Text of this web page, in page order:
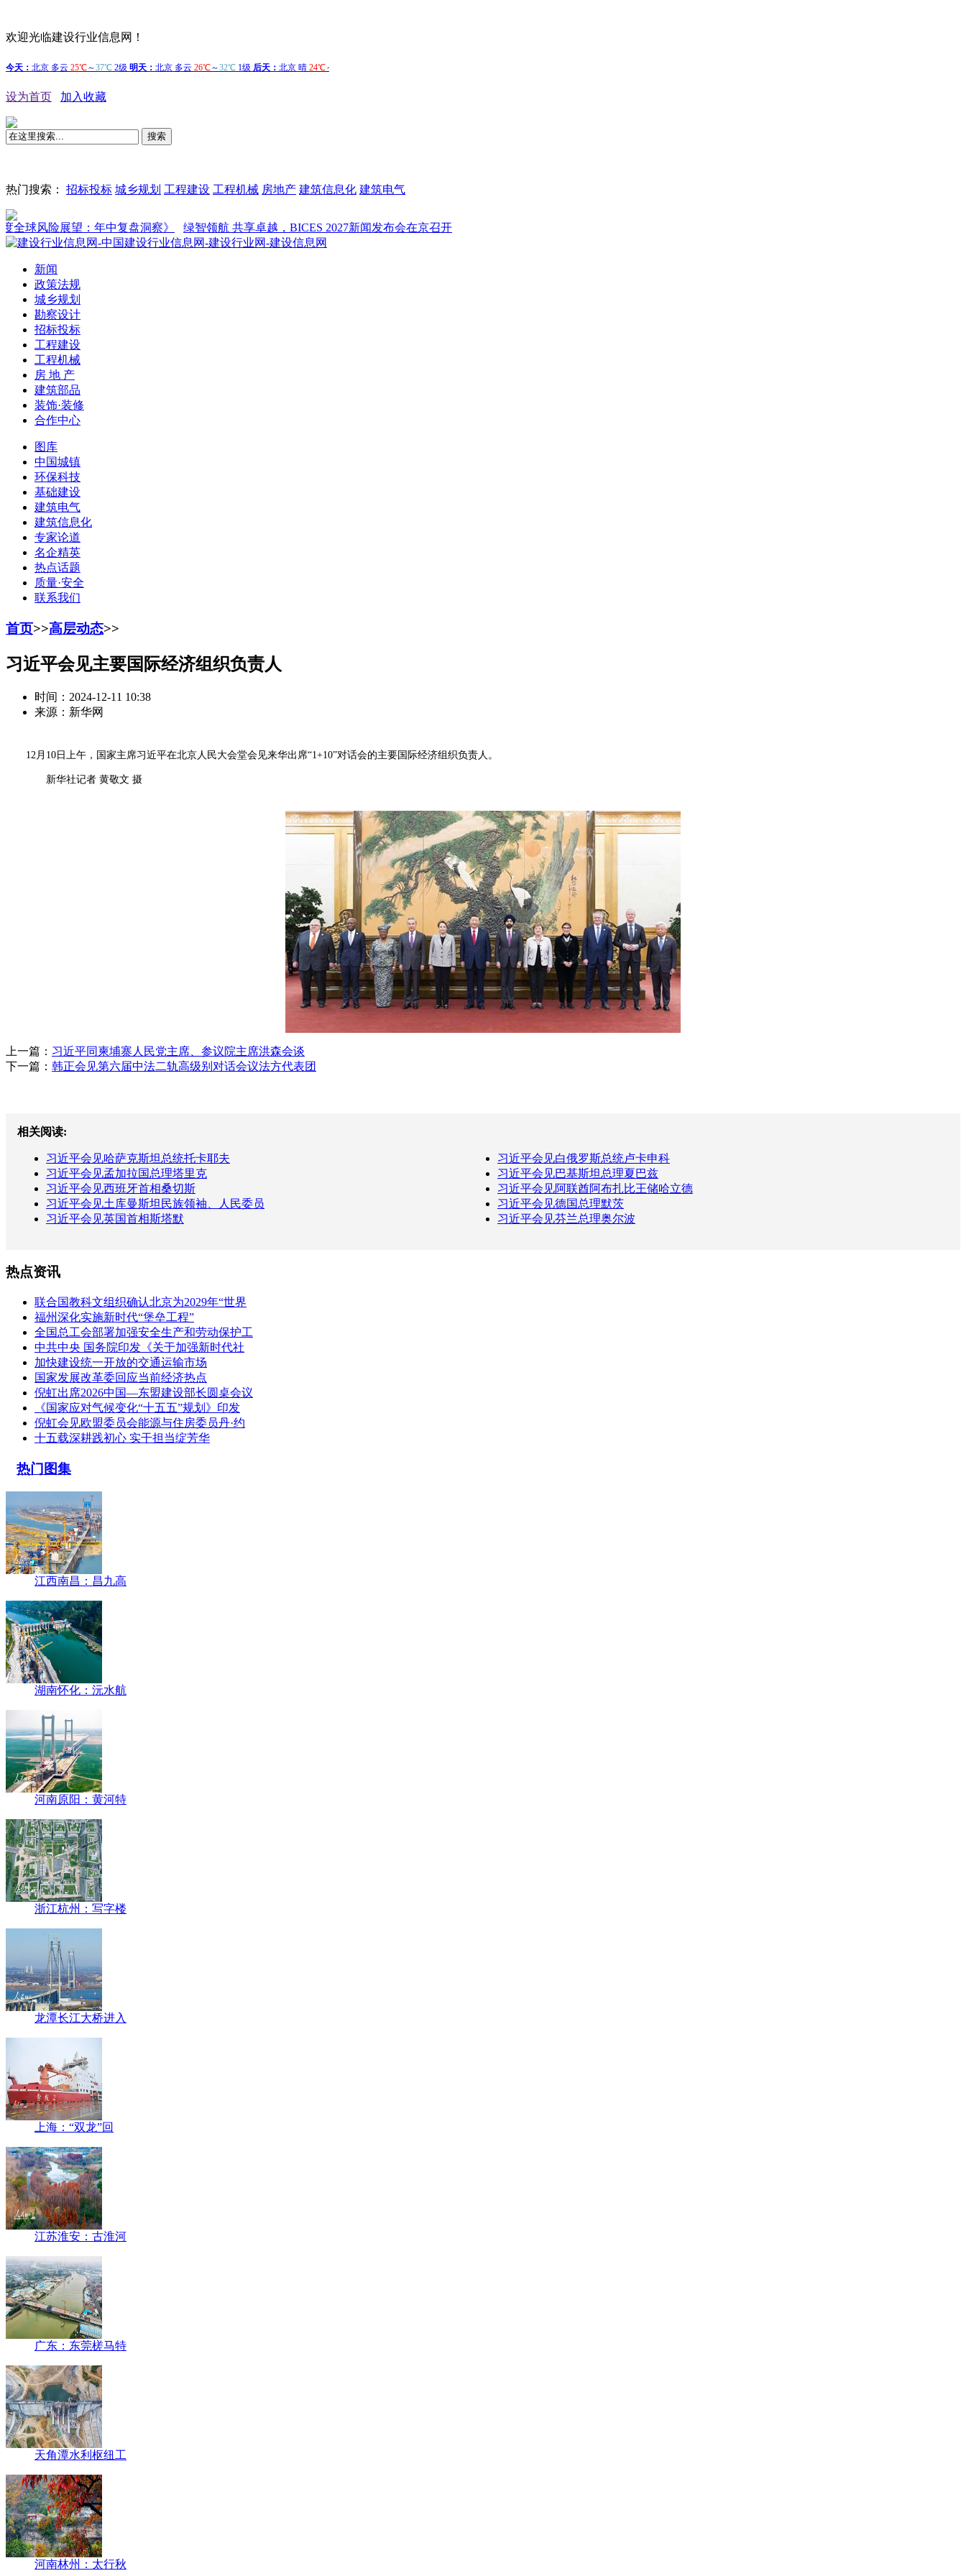
欢迎光临建设行业信息网！
设为首页 加入收藏
搜索
热门搜索： 招标投标 城乡规划 工程建设 工程机械 房地产 建筑信息化 建筑电气
险展望：年中复盘洞察》 绿智领航 共享卓越，BICES 2027新闻发布会在京召开
新闻
政策法规
城乡规划
勘察设计
招标投标
工程建设
工程机械
房 地 产
建筑部品
装饰·装修
合作中心
图库
中国城镇
环保科技
基础建设
建筑电气
建筑信息化
专家论道
名企精英
热点话题
质量·安全
联系我们
首页>>高层动态>>
习近平会见主要国际经济组织负责人
时间：2024-12-11 10:38
来源：新华网
12月10日上午，国家主席习近平在北京人民大会堂会见来华出席“1+10”对话会的主要国际经济组织负责人。
新华社记者 黄敬文 摄
上一篇： 习近平同柬埔寨人民党主席、参议院主席洪森会谈
下一篇： 韩正会见第六届中法二轨高级别对话会议法方代表团
相关阅读:
习近平会见哈萨克斯坦总统托卡耶夫
习近平会见白俄罗斯总统卢卡申科
习近平会见孟加拉国总理塔里克
习近平会见巴基斯坦总理夏巴兹
习近平会见西班牙首相桑切斯
习近平会见阿联酋阿布扎比王储哈立德
习近平会见土库曼斯坦民族领袖、人民委员
习近平会见德国总理默茨
习近平会见英国首相斯塔默
习近平会见芬兰总理奥尔波
热点资讯
联合国教科文组织确认北京为2029年“世界
福州深化实施新时代“堡垒工程”
全国总工会部署加强安全生产和劳动保护工
中共中央 国务院印发《关于加强新时代社
加快建设统一开放的交通运输市场
国家发展改革委回应当前经济热点
倪虹出席2026中国—东盟建设部长圆桌会议
《国家应对气候变化“十五五”规划》印发
倪虹会见欧盟委员会能源与住房委员丹·约
十五载深耕践初心 实干担当绽芳华
热门图集
江西南昌：昌九高
湖南怀化：沅水航
河南原阳：黄河特
浙江杭州：写字楼
龙潭长江大桥进入
上海：“双龙”回
江苏淮安：古淮河
广东：东莞槎马特
天角潭水利枢纽工
河南林州：太行秋